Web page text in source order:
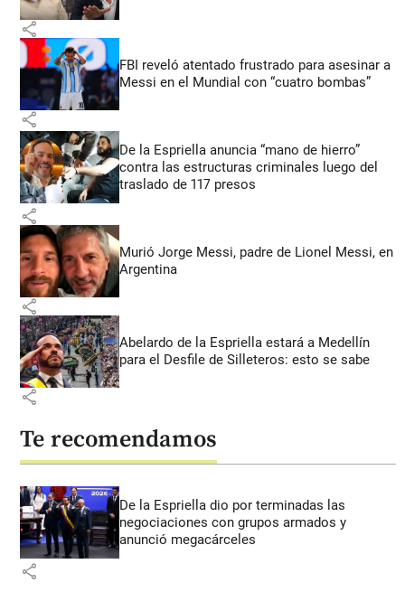
share
FBI reveló atentado frustrado para asesinar a
Messi en el Mundial con “cuatro bombas”
share
De la Espriella anuncia “mano de hierro”
contra las estructuras criminales luego del
traslado de 117 presos
share
Murió Jorge Messi, padre de Lionel Messi, en
Argentina
share
Abelardo de la Espriella estará a Medellín
para el Desfile de Silleteros: esto se sabe
share
Te recomendamos
De la Espriella dio por terminadas las
negociaciones con grupos armados y
anunció megacárceles
share